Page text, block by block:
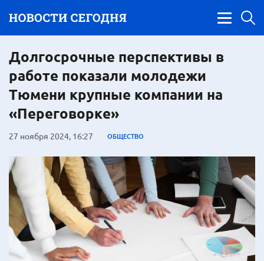
Долгосрочные перспективы в
работе показали молодежи
Тюмени крупные компании на
«Переговорке»
27 ноября 2024, 16:27 ОБЩЕСТВО